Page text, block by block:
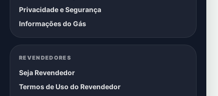
Privacidade e Segurança
Informações do Gás
REVENDEDORES
Seja Revendedor
Termos de Uso do Revendedor